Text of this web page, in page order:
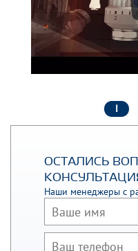
ОСТАЛИСЬ
Наши менеджеры с